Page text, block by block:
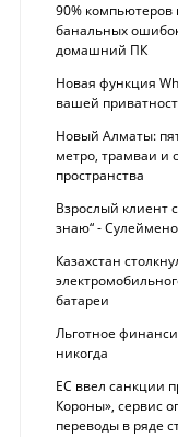
90% компьютеров
банальных
домашний ПК
Новая функция
вашей
Новый Алматы:
метро, трамваи и
пространства
Взрослый клиент
знаю“ -
Казахстан
батареи
Льготное
никогда
ЕС ввел санкции
Короны», сервис
переводы в ряде